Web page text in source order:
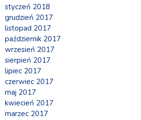
styczeń 2018
grudzień 2017
listopad 2017
październik 2017
wrzesień 2017
sierpień 2017
lipiec 2017
czerwiec 2017
maj 2017
kwiecień 2017
marzec 2017